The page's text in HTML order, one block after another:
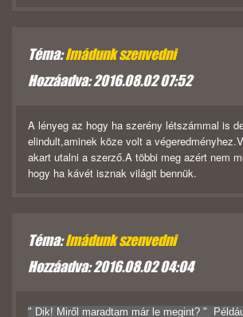
Téma:Imádunk szenvedni
Hozzáadva: 2016.08.02 07:52
A lényeg az hogy ha szerény létszámmal is
elindult,aminek köze volt a
akart utalni a szerző.A többi meg azért nem
hogy ha kávét isznak világit bennük.
Téma:Imádunk szenvedni
Hozzáadva: 2016.08.02 04:04
" Dik! Miről maradtam már le megint? "